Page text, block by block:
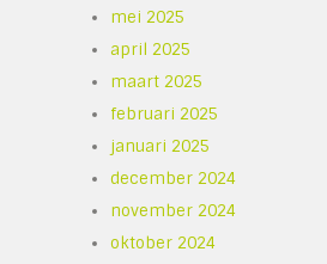
mei 2025
april 2025
maart 2025
februari 2025
januari 2025
december 2024
november 2024
oktober 2024